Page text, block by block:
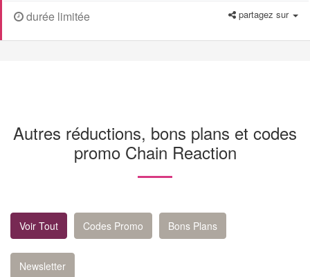
durée limitée partagez sur
Autres réductions, bons plans et codes
promo Chain Reaction
Voir Tout Codes Promo Bons Plans
Newsletter